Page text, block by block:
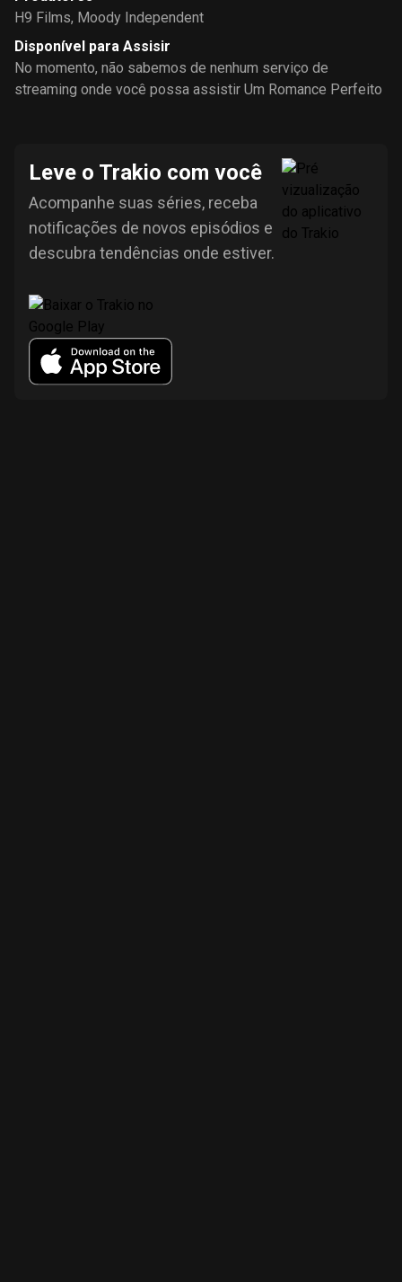
H9 Films, Moody Independent
Disponível para Assisir
No momento, não sabemos de nenhum serviço de
streaming onde você possa assistir Um Romance Perfeito
Leve o Trakio com você
Acompanhe suas séries, receba
notificações de novos episódios e
descubra tendências onde estiver.